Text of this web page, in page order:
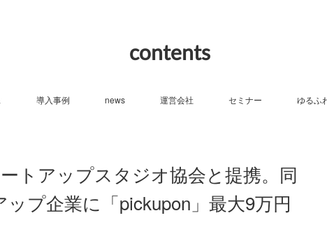
contents
導入事例 news 運営会社 セミナー ゆるふ
トアップスタジオ協会と提携。同
プ企業に「pickupon」最大9万円